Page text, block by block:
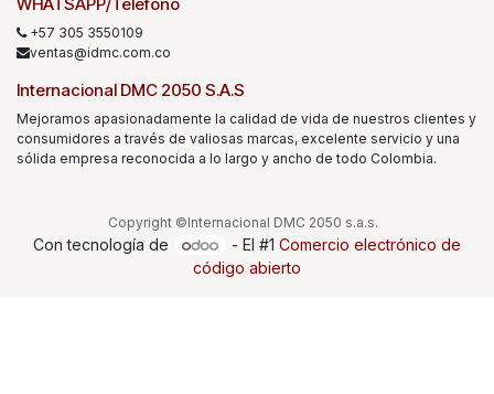
+57 305 3550109
ventas@idmc.com.co
Internacional DMC 2050 S.A.S
Mejoramos apasionadamente la calidad de vida de nuestros clientes y
consumidores a través de valiosas marcas, excelente servicio y una
sólida empresa reconocida a lo largo y ancho de todo Colombia.
Copyright ©Internacional DMC 2050 s.a.s.
Con tecnología de - El #1 Comercio electrónico de
código abierto